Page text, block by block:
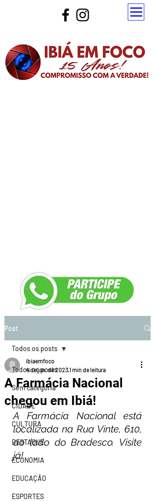
Post
Todos os posts
Sem categoria
CIDADE
CULTURA
DESTAQUE
ECONOMIA
EDUCAÇÃO
ESPORTES
Todos os posts
A Farmácia Nacional
chegou em Ibiá!
ibiaemfoco
4 de jan. de 20231 min de leitura
A Farmácia Nacional está
localizada na Rua Vinte, 610,
ao lado do Bradesco. Visite
já!